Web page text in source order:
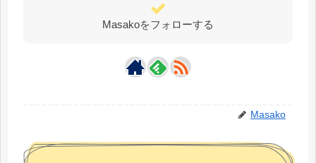
Masakoをフォローする
Masako